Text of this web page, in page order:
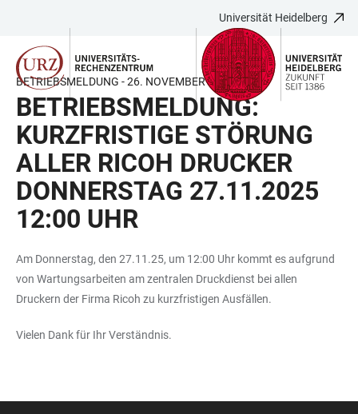
LINKS
ZUR
BARRIEREFREIHEIT
HAUPTINHALT
ÖFFNEN
ÖFFNEN
Universität Heidelberg
BETRIEBSMELDUNG - 26. NOVEMBER 2025
BETRIEBSMELDUNG:
KURZFRISTIGE STÖRUNG
ALLER RICOH DRUCKER
DONNERSTAG 27.11.2025
12:00 UHR
Am Donnerstag, den 27.11.25, um 12:00 Uhr kommt es aufgrund
von Wartungsarbeiten am zentralen Druckdienst bei allen
Druckern der Firma Ricoh zu kurzfristigen Ausfällen.
Vielen Dank für Ihr Verständnis.